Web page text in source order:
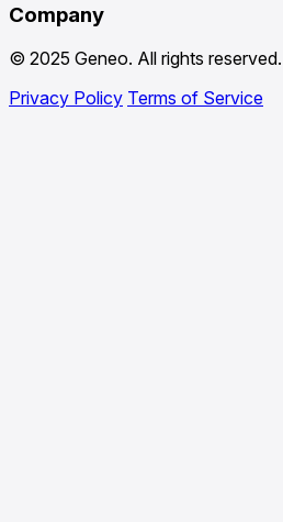
Company
© 2025 Geneo. All rights reserved.
Privacy Policy Terms of Service